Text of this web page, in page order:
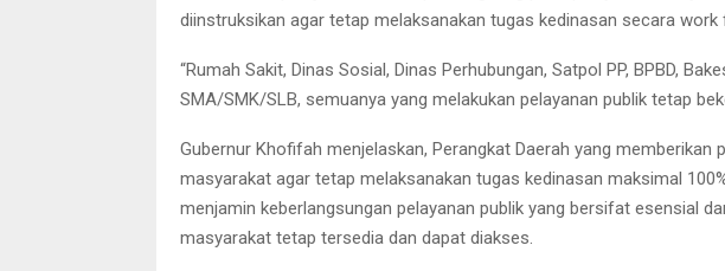
diinstruksikan agar tetap melaksanakan tugas kedinasan secara work
“Rumah Sakit, Dinas Sosial, Dinas Perhubungan, Satpol PP, BPBD,
SMA/SMK/SLB, semuanya yang melakukan pelayanan publik tetap
Gubernur Khofifah menjelaskan, Perangkat Daerah yang memberikan
masyarakat agar tetap melaksanakan tugas kedinasan maksimal
menjamin keberlangsungan pelayanan publik yang bersifat esensial
masyarakat tetap tersedia dan dapat diakses.